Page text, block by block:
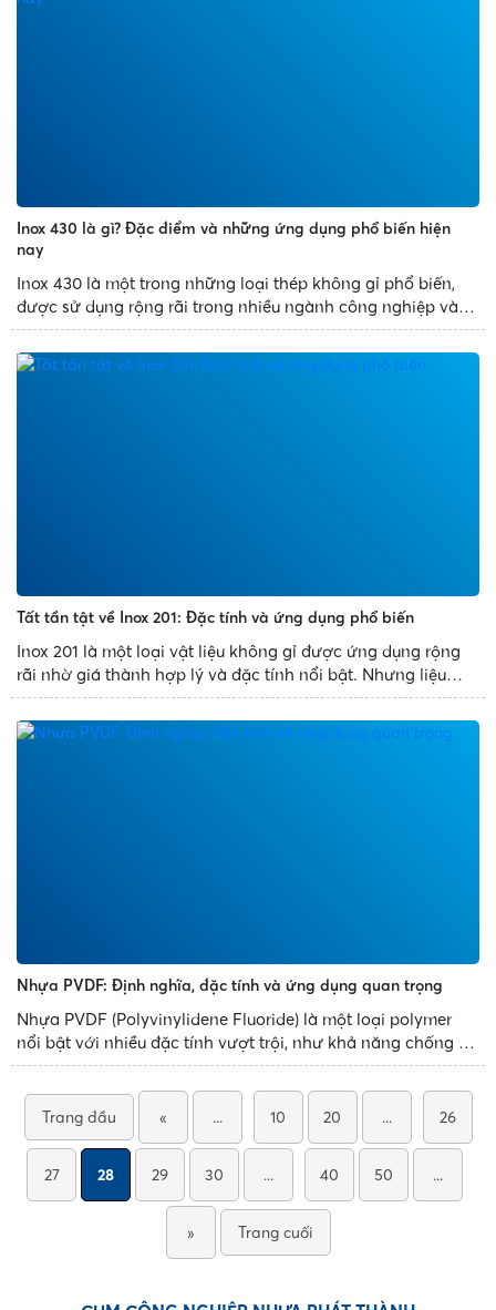
Inox 430 là gì? Đặc điểm và những ứng dụng phổ biến hiện
nay
Inox 430 là một trong những loại thép không gỉ phổ biến,
được sử dụng rộng rãi trong nhiều ngành công nghiệp và
đời sống. Với đặc tính chống ăn mòn tốt và chi phí hợp lý,
inox 430 thường được chọn lựa cho các sản phẩm như
thiết...
Tất tần tật về Inox 201: Đặc tính và ứng dụng phổ biến
Inox 201 là một loại vật liệu không gỉ được ứng dụng rộng
rãi nhờ giá thành hợp lý và đặc tính nổi bật. Nhưng liệu
bạn đã hiểu rõ về thành phần, ưu nhược điểm và ứng dụng
của nó chưa? Bài viết này sẽ giúp bạn khám...
Nhựa PVDF: Định nghĩa, đặc tính và ứng dụng quan trọng
Nhựa PVDF (Polyvinylidene Fluoride) là một loại polymer
nổi bật với nhiều đặc tính vượt trội, như khả năng chống ăn
mòn và chịu nhiệt cao. Loại nhựa này ngày càng được ứng
dụng rộng rãi trong các ngành công nghiệp như hóa chất,
dược phẩm và điện tử....
Trang đầu « ... 10 20 ... 26
27 28 29 30 ... 40 50 ...
» Trang cuối